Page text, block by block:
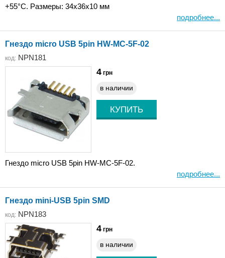
+55°C. Размеры: 34x36x10 мм
подробнее...
Гнездо micro USB 5pin HW-MC-5F-02
код: NPN181
4 грн
в наличии
Гнездо micro USB 5pin HW-MC-5F-02.
подробнее...
Гнездо mini-USB 5pin SMD
код: NPN183
4 грн
в наличии